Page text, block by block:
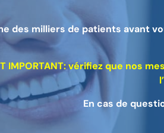
des milliers de patients avant
IMPORTANT: vérifiez que nos
En cas de